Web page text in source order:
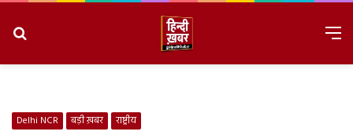
Delhi NCR बड़ी ख़बर राष्ट्रीय